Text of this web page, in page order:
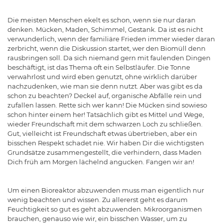
Die meisten Menschen ekelt es schon, wenn sie nur daran
denken. Mücken, Maden, Schimmel, Gestank. Da ist es nicht
verwunderlich, wenn der familiäre Frieden immer wieder daran
zerbricht, wenn die Diskussion startet, wer den Biomüll denn
rausbringen soll. Da sich niemand gern mit faulenden Dingen
beschäftigt, ist das Thema oft ein Selbstläufer. Die Tonne
verwahrlost und wird eben genutzt, ohne wirklich darüber
nachzudenken, wie man sie denn nutzt. Aber was gibt es da
schon zu beachten? Deckel auf, organische Abfälle rein und
zufallen lassen. Rette sich wer kann! Die Mücken sind sowieso
schon hinter einem her! Tatsächlich gibt es Mittel und Wege,
wieder Freundschaft mit dem schwarzen Loch zu schließen.
Gut, vielleicht ist Freundschaft etwas übertrieben, aber ein
bisschen Respekt schadet nie. Wir haben Dir die wichtigsten
Grundsätze zusammengestellt, die verhindern, dass Maden
Dich früh am Morgen lächelnd angucken. Fangen wir an!
Um einen Bioreaktor abzuwenden muss man eigentlich nur
wenig beachten und wissen. Zu allererst geht es darum
Feuchtigkeit so gut es geht abzuwenden. Mikroorganismen
brauchen, genauso wie wir, ein bisschen Wasser, um zu